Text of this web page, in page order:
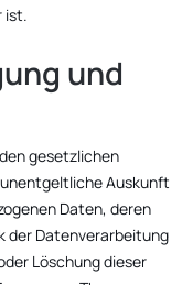
ist.
und
gesetzlichen
Auskunft
Daten, deren
der Datenverarbeitung
Löschung dieser